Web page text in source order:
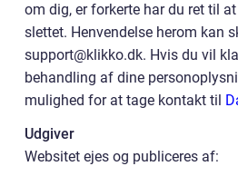
om dig, er forkerte har du ret til
slettet. Henvendelse herom kan
support@klikko.dk. Hvis du vil
behandling af dine
mulighed for at tage kontakt til
Udgiver
Websitet ejes og publiceres af: